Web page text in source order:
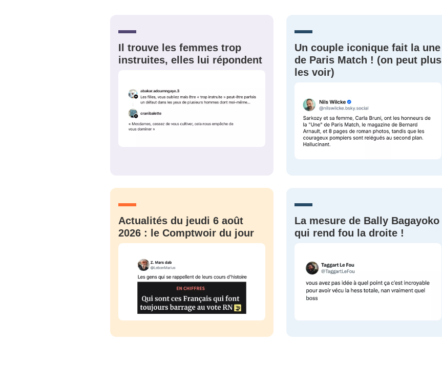
Il trouve les femmes trop
instruites, elles lui répondent
Un couple iconique fait la une
de Paris Match ! (on peut plus
les voir)
Actualités du jeudi 6 août
2026 : le Comptwoir du jour
La mesure de Bally Bagayoko
qui rend fou la droite !
PSEUDO
PASSWORD*
PSEUDO
VOTRE PARTICIPATION
Que souhaitez-vous proposer ?
Quelques
tweets
Ma propre
sélection